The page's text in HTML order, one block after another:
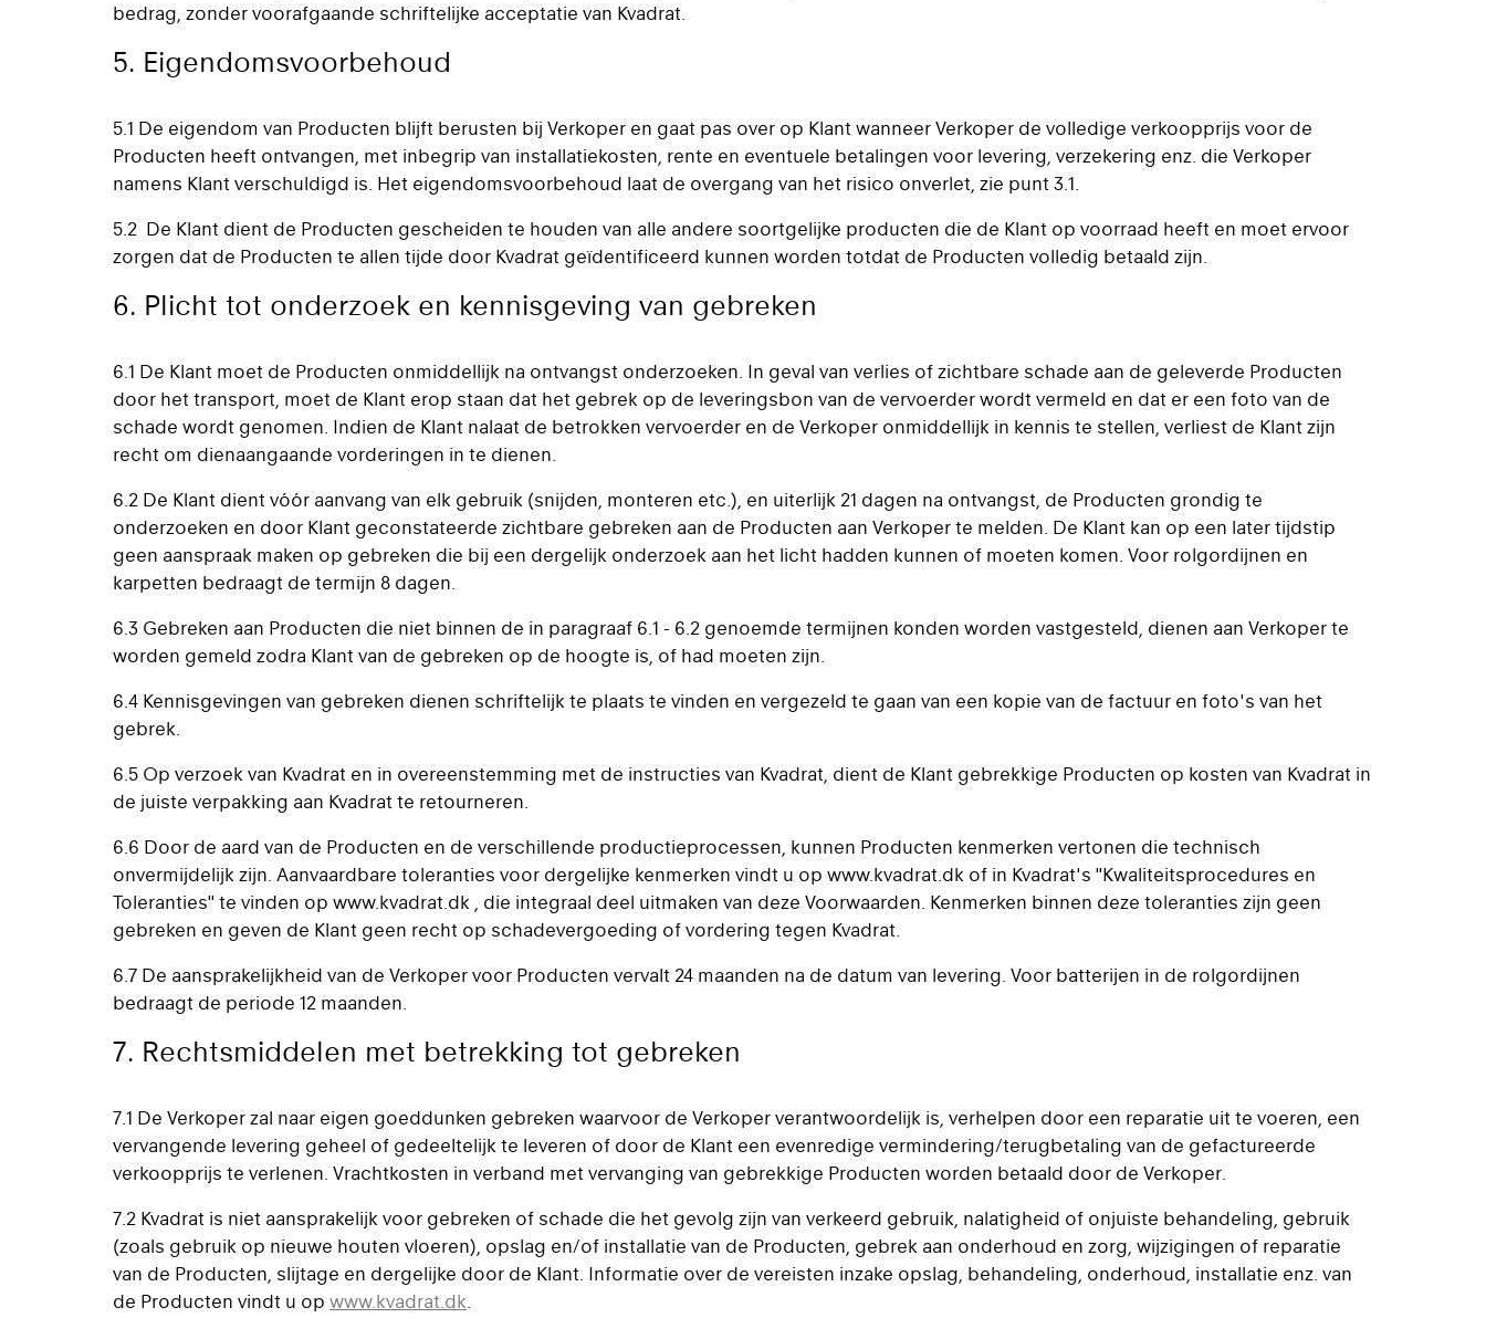
bedrag, zonder voorafgaande schriftelijke acceptatie van Kvadrat.
5. Eigendomsvoorbehoud
5.1 De eigendom van Producten blijft berusten bij Verkoper en gaat pas over op Klant wanneer Verkoper de volledige verkoopprijs voor de
Producten heeft ontvangen, met inbegrip van installatiekosten, rente en eventuele betalingen voor levering, verzekering enz. die Verkoper
namens Klant verschuldigd is. Het eigendomsvoorbehoud laat de overgang van het risico onverlet, zie punt 3.1.
5.2 De Klant dient de Producten gescheiden te houden van alle andere soortgelijke producten die de Klant op voorraad heeft en moet ervoor
zorgen dat de Producten te allen tijde door Kvadrat geïdentificeerd kunnen worden totdat de Producten volledig betaald zijn.
6. Plicht tot onderzoek en kennisgeving van gebreken
6.1 De Klant moet de Producten onmiddellijk na ontvangst onderzoeken. In geval van verlies of zichtbare schade aan de geleverde Producten
door het transport, moet de Klant erop staan dat het gebrek op de leveringsbon van de vervoerder wordt vermeld en dat er een foto van de
schade wordt genomen. Indien de Klant nalaat de betrokken vervoerder en de Verkoper onmiddellijk in kennis te stellen, verliest de Klant zijn
recht om dienaangaande vorderingen in te dienen.
6.2 De Klant dient vóór aanvang van elk gebruik (snijden, monteren etc.), en uiterlijk 21 dagen na ontvangst, de Producten grondig te
onderzoeken en door Klant geconstateerde zichtbare gebreken aan de Producten aan Verkoper te melden. De Klant kan op een later tijdstip
geen aanspraak maken op gebreken die bij een dergelijk onderzoek aan het licht hadden kunnen of moeten komen. Voor rolgordijnen en
karpetten bedraagt de termijn 8 dagen.
6.3 Gebreken aan Producten die niet binnen de in paragraaf 6.1 - 6.2 genoemde termijnen konden worden vastgesteld, dienen aan Verkoper te
worden gemeld zodra Klant van de gebreken op de hoogte is, of had moeten zijn.
6.4 Kennisgevingen van gebreken dienen schriftelijk te plaats te vinden en vergezeld te gaan van een kopie van de factuur en foto's van het
gebrek.
6.5 Op verzoek van Kvadrat en in overeenstemming met de instructies van Kvadrat, dient de Klant gebrekkige Producten op kosten van Kvadrat in
de juiste verpakking aan Kvadrat te retourneren.
6.6 Door de aard van de Producten en de verschillende productieprocessen, kunnen Producten kenmerken vertonen die technisch
onvermijdelijk zijn. Aanvaardbare toleranties voor dergelijke kenmerken vindt u op www.kvadrat.dk of in Kvadrat's "Kwaliteitsprocedures en
Toleranties" te vinden op www.kvadrat.dk , die integraal deel uitmaken van deze Voorwaarden. Kenmerken binnen deze toleranties zijn geen
gebreken en geven de Klant geen recht op schadevergoeding of vordering tegen Kvadrat.
6.7 De aansprakelijkheid van de Verkoper voor Producten vervalt 24 maanden na de datum van levering. Voor batterijen in de rolgordijnen
bedraagt de periode 12 maanden.
7. Rechtsmiddelen met betrekking tot gebreken
7.1 De Verkoper zal naar eigen goeddunken gebreken waarvoor de Verkoper verantwoordelijk is, verhelpen door een reparatie uit te voeren, een
vervangende levering geheel of gedeeltelijk te leveren of door de Klant een evenredige vermindering/terugbetaling van de gefactureerde
verkoopprijs te verlenen. Vrachtkosten in verband met vervanging van gebrekkige Producten worden betaald door de Verkoper.
7.2 Kvadrat is niet aansprakelijk voor gebreken of schade die het gevolg zijn van verkeerd gebruik, nalatigheid of onjuiste behandeling, gebruik
(zoals gebruik op nieuwe houten vloeren), opslag en/of installatie van de Producten, gebrek aan onderhoud en zorg, wijzigingen of reparatie
van de Producten, slijtage en dergelijke door de Klant. Informatie over de vereisten inzake opslag, behandeling, onderhoud, installatie enz. van
de Producten vindt u op www.kvadrat.dk.